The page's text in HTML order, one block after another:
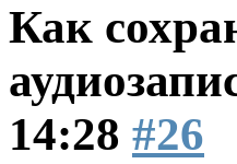
Как
14:28 #26